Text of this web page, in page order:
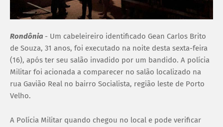
Rondônia - Um cabeleireiro identificado Gean Carlos Brito
de Souza, 31 anos, foi executado na noite desta sexta-feira
(16), após ter seu salão invadido por um bandido. A polícia
Militar foi acionada a comparecer no salão localizado na
rua Gavião Real no bairro Socialista, região leste de Porto
Velho.
A Polícia Militar quando chegou no local e pode verificar